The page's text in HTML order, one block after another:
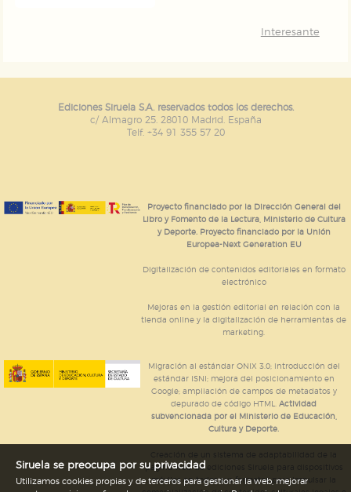
Interesante
Ediciones Siruela S.A. reservados todos los derechos.
c/ Almagro 25. 28010 Madrid. España
Telf. +34 91 355 57 20
Proyecto financiado por la Dirección General del
Libro y Fomento de la Lectura, Ministerio de Cultura
y Deporte. Proyecto financiado por la Unión
Europea-Next Generation EU
Digitalización de contenidos editoriales en formato
electrónico
Mejoras en la gestión editorial en relación con la
tienda online y la digitalización de herramientas de
marketing.
Migración al estándar ONIX 3.0; introducción del
estándar ISNI; mejora del posicionamiento en
Google; ampliación de campos de metadatos y
depurado de código HTML.Actividad
subvencionada por el Ministerio de Educación,
Cultura y Deporte.
página web de ediciones Siruela para dispositivos
móviles en todos sus formatos para impulsar la
Siruela se preocupa por su privacidad
Utilizamos cookies propias y de terceros para gestionar la web, mejorar